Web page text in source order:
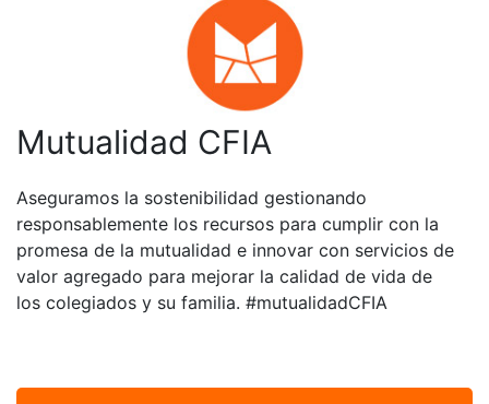
Mutualidad CFIA
Aseguramos la sostenibilidad gestionando
responsablemente los recursos para cumplir con la
promesa de la mutualidad e innovar con servicios de
valor agregado para mejorar la calidad de vida de
los colegiados y su familia. #mutualidadCFIA